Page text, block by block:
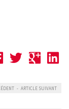
- ARTICLE SUIVANT